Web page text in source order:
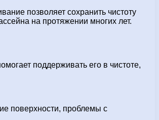
позволяет сохранить чистоту
на протяжении многих лет.
поддерживать его в чистоте,
поверхности, проблемы с